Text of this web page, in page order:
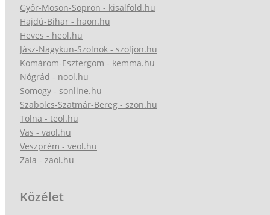
Győr-Moson-Sopron - kisalfold.hu
Hajdú-Bihar - haon.hu
Heves - heol.hu
Jász-Nagykun-Szolnok - szoljon.hu
Komárom-Esztergom - kemma.hu
Nógrád - nool.hu
Somogy - sonline.hu
Szabolcs-Szatmár-Bereg - szon.hu
Tolna - teol.hu
Vas - vaol.hu
Veszprém - veol.hu
Zala - zaol.hu
Közélet